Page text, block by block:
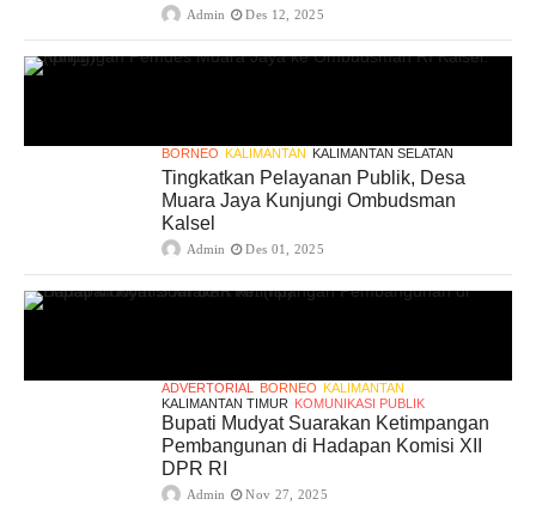
Admin Des 12, 2025
BORNEO KALIMANTAN KALIMANTAN SELATAN
Tingkatkan Pelayanan Publik, Desa
Muara Jaya Kunjungi Ombudsman
Kalsel
Admin Des 01, 2025
ADVERTORIAL BORNEO KALIMANTAN
KALIMANTAN TIMUR KOMUNIKASI PUBLIK
Bupati Mudyat Suarakan Ketimpangan
Pembangunan di Hadapan Komisi XII
DPR RI
Admin Nov 27, 2025